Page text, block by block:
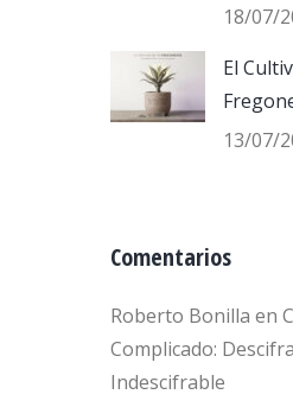
18/07/
El
13/07/
Comentarios
Roberto Bonilla en
Complicado:
Indescifrable